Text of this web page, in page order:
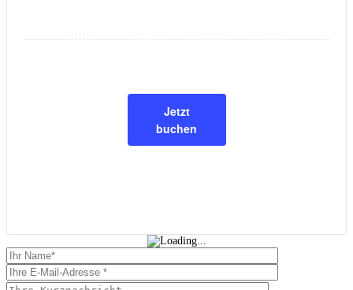
Jetzt
buchen
Bitte
füllen